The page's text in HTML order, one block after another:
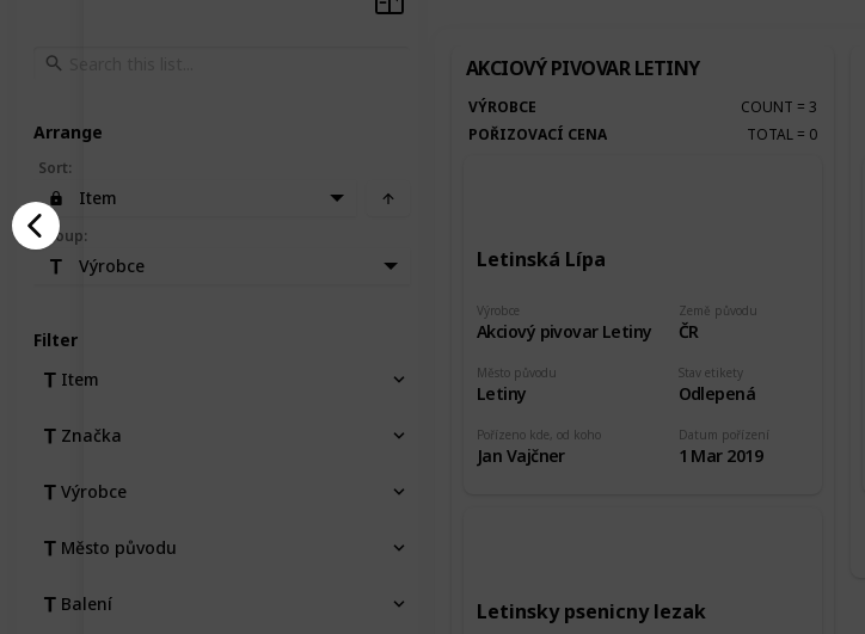
AKCIOVÝ PIVOVAR LETINY
VÝROBCE COUNT = 3
POŘIZOVACÍ CENA
TOTAL = 0
Letinská Lípa
Výrobce
Akciový pivovar Letiny
Země původu
ČR
Pořízeno kde, od koho
Jan Vajčner
Stav etikety
Odlepená
Datum pořízení
1 Mar 2019
Město původu
Letiny
Letinsky psenicny lezak
Arrange
Sort:
Item
Group:
Výrobce
Filter
Item
Značka
Výrobce
Město původu
Balení